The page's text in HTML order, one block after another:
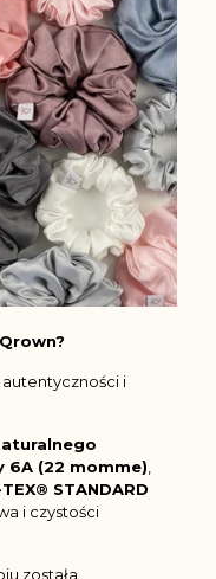
autentyczności i
6A (22 momme),
STANDARD
i czystości
została